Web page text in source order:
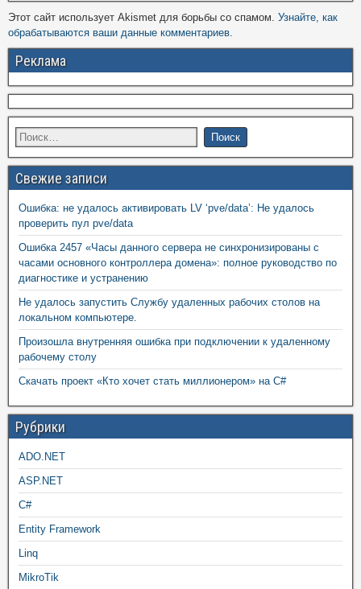
Этот сайт использует Akismet для борьбы со спамом. Узнайте, как
обрабатываются ваши данные комментариев.
Реклама
Свежие записи
Ошибка: не удалось активировать LV ‘pve/data’: Не удалось
проверить пул pve/data
Ошибка 2457 «Часы данного сервера не синхронизированы с
часами основного контроллера домена»: полное руководство по
диагностике и устранению
Не удалось запустить Службу удаленных рабочих столов на
локальном компьютере.
Произошла внутренняя ошибка при подключении к удаленному
рабочему столу
Скачать проект «Кто хочет стать миллионером» на C#
Рубрики
ADO.NET
ASP.NET
C#
Entity Framework
Linq
MikroTik